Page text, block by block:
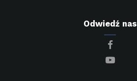
Odwiedź nas